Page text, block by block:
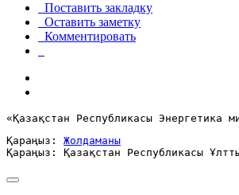
Поставить закладку
Оставить заметку
Комментировать
«Қазақстан Республикасы Энергетика
Қараңыз: Жолдаманы
Қараңыз: Қазақстан Республикасы